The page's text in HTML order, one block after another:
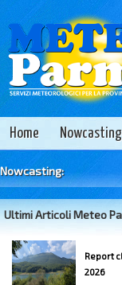
Home Nowcasting
Nowcasting:
Ultimi Articoli Meteo
Report
2026